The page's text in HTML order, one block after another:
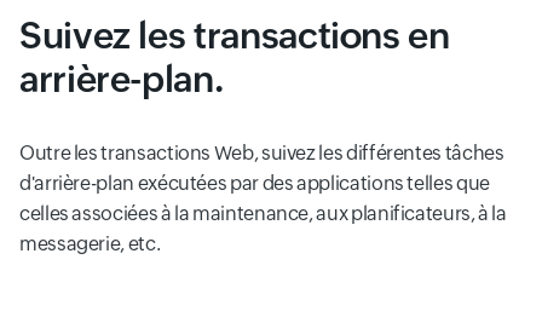
Suivez les transactions en
arrière-plan.
Outre les transactions Web, suivez les différentes tâches
d'arrière-plan exécutées par des applications telles que
celles associées à la maintenance, aux planificateurs, à la
messagerie, etc.